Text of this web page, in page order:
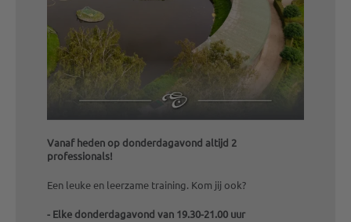
Vanaf heden op donderdagavond altijd 2
professionals!
Een leuke en leerzame training. Kom jij ook?
- Elke donderdagavond van 19.30-21.00 uur